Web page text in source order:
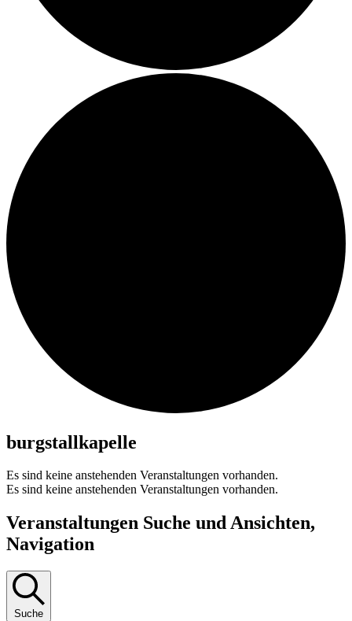
burgstallkapelle
Es sind keine anstehenden Veranstaltungen vorhanden.
Es sind keine anstehenden Veranstaltungen vorhanden.
Veranstaltungen Suche und Ansichten,
Navigation
Suche